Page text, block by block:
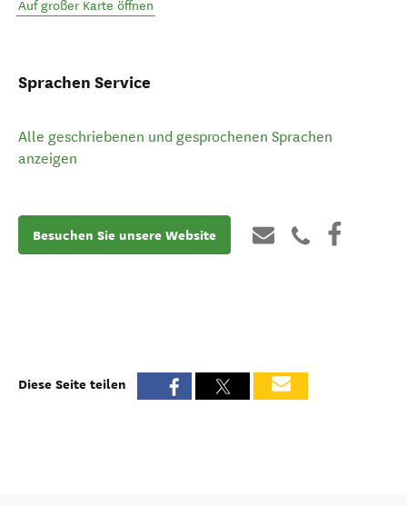
Auf großer Karte öffnen
Sprachen Service
Alle geschriebenen und gesprochenen Sprachen
anzeigen
Besuchen Sie unsere Website
Diese Seite teilen